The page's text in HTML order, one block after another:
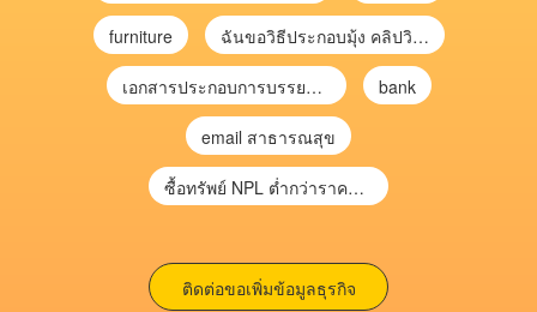
furniture ฉันขอวิธีประกอบมุ้ง คลิปวิดีโอ การประกอบมุ้ง
เอกสารประกอบการบรรยาย การประเมินความเสี่ยงเพื่อวางแผนการตรวจสอบ \ bank
email สาธารณสุข
ซื้อทรัพย์ NPL ต่ำกว่าราคาตลาด 30-70% แบบไม่ต้องไปประมูล”
ติดต่อขอเพิ่มข้อมูลธุรกิจ